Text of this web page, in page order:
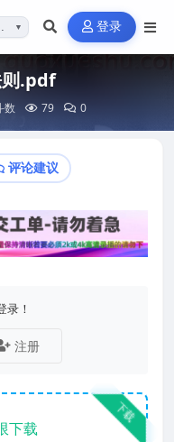
…▼ 登录
则.pdf
数 79 0
评论建议
录！
注册
下载
下载